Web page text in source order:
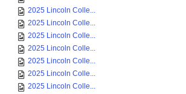
2025 Lincoln Colle...
2025 Lincoln Colle...
2025 Lincoln Colle...
2025 Lincoln Colle...
2025 Lincoln Colle...
2025 Lincoln Colle...
2025 Lincoln Colle...